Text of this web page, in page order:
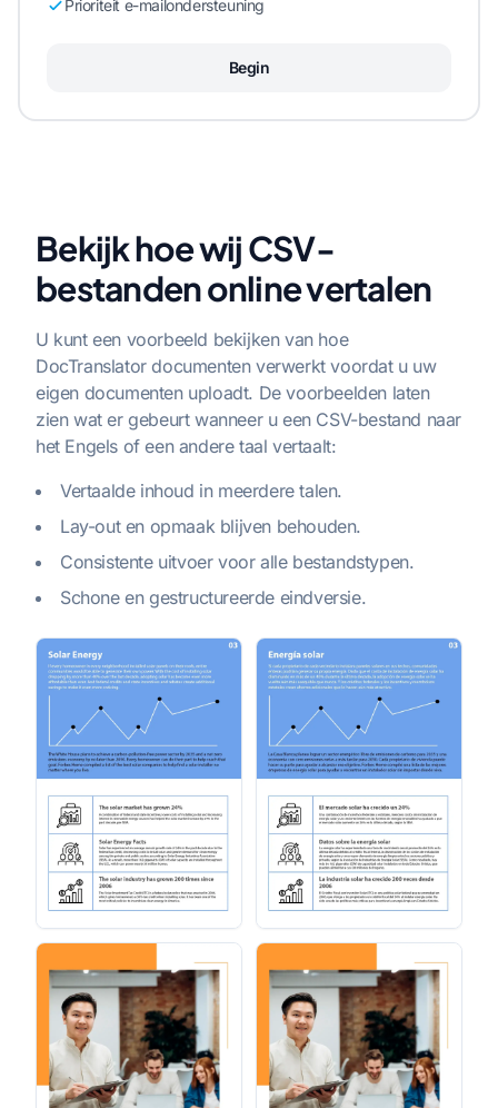
Prioriteit e-mailondersteuning
Begin
Bekijk hoe wij CSV-
bestanden online vertalen
U kunt een voorbeeld bekijken van hoe
DocTranslator documenten verwerkt voordat u uw
eigen documenten uploadt. De voorbeelden laten
zien wat er gebeurt wanneer u een CSV-bestand naar
het Engels of een andere taal vertaalt:
Vertaalde inhoud in meerdere talen.
Lay-out en opmaak blijven behouden.
Consistente uitvoer voor alle bestandstypen.
Schone en gestructureerde eindversie.